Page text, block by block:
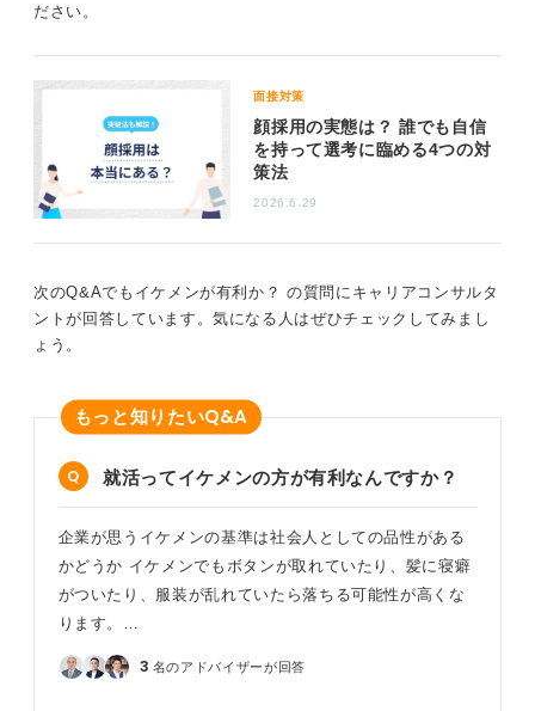
しかし、就活で最も重要なのは、その人の内面や能力で
す。見た目の印象に甘んじることなく、自己PRや志望動
機といった基本的な準備をしっかりとおこなうことが大
前提です。
そういった内面の部分に関しても忘れないように意識し
ましょう。
0
ださい。
面接対策
顔採用の実態は？ 誰でも自信
を持って選考に臨める4つの対
策法
2026.6.29
次のQ&Aでもイケメンが有利か？ の質問にキャリアコンサルタ
ントが回答しています。気になる人はぜひチェックしてみまし
ょう。
もっと知りたいQ&A
就活ってイケメンの方が有利なんですか？
企業が思うイケメンの基準は社会人としての品性がある
かどうか イケメンでもボタンが取れていたり、髪に寝癖
がついたり、服装が乱れていたら落ちる可能性が高くな
ります。…
3 名のアドバイザーが回答